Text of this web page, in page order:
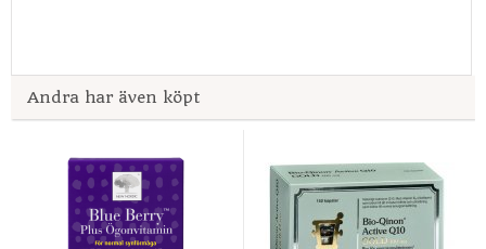
Andra har även köpt